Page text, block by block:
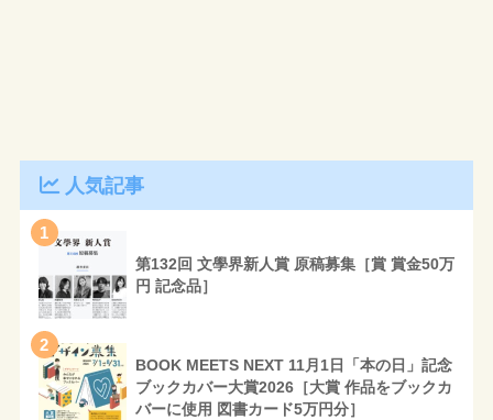
人気記事
1
第132回 文學界新人賞 原稿募集［賞 賞金50万
円 記念品］
2
BOOK MEETS NEXT 11月1日「本の日」記念
ブックカバー大賞2026［大賞 作品をブックカ
バーに使用 図書カード5万円分］